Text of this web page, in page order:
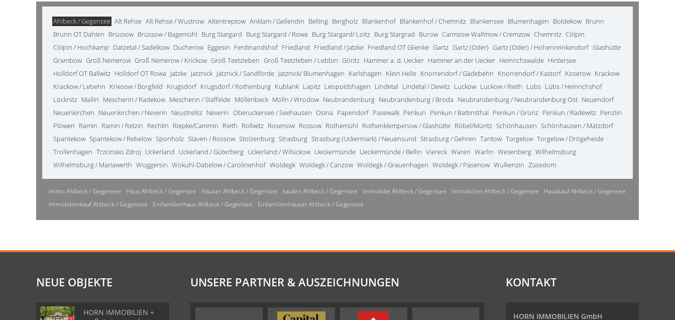
Ahlbeck / Gegensee Alt Rehse Alt Rehse / Wustrow Altentreptow Anklam / Gellendin Belling Bergholz Blankenhof Blankenhof / Chemnitz Blankensee Blumenhagen Boldekow Brunn
Brunn OT Dahlen Brüssow Brüssow / Bagemühl Burg Stargard Burg Stargard / Rowa Burg Stargard/ Loitz Burg Stargrad Burow Carmzow-Wallmow / Cremzow Chemnitz Cölpin
Cölpin / Hochkamp Datzetal / Sadelkow Ducherow Eggesin Ferdinandshof Friedland Friedland / Jatzke Friedland OT Glienke Gartz Gartz (Oder) Gartz (Oder) / Hohenreinkendorf Glashütte
Grambow Groß Nemerow Groß Nemerow / Krickow Groß Teetzleben Groß Teetzleben / Lebbin Göritz Hammer a. d. Uecker Hammer an der Uecker Heinrichswalde Hintersee
Holldorf OT Ballwitz Holldorf OT Rowa Jatzke Jatznick Jatznick / Sandförde Jatznick/ Blumenhagen Karlshagen Klein Helle Knorrendorf / Gädebehn Knorrendorf / Kastorf Koserow Krackow
Krackow / Lebehn Kriesow / Borgfeld Krugsdorf Krugsdorf / Rothenburg Kublank Lapitz Leopoldshagen Lindetal Lindetal / Dewitz Luckow Luckow / Rieth Lübs Lübs / Heinrichshof
Löcknitz Mallin Mescherin / Radekow Mescherin / Staffelde Möllenbeck Mölln / Wrodow Neubrandenburg Neubrandenburg / Broda Neubrandenburg / Neubrandenburg Ost Neuendorf
Neuenkirchen Neuenkirchen / Neverin Neustrelitz Neverin Oberuckersee / Seehausen Osina Papendorf Pasewalk Penkun Penkun / Battinsthal Penkun / Grünz Penkun / Radewitz Penzlin
Plöwen Ramin Ramin / Retzin Rechlin Riepke/Cammin Rieth Rollwitz Rosenow Rossow Rothemühl Rothenklempenow / Glashütte Röbel/Müritz Schönhausen Schönhausen / Matzdorf
Spantekow Spantekow / Rebelow Sponholz Staven / Rossow Stolzenburg Strasburg Strasburg (Uckermark) / Neuensund Strasburg / Gehren Tantow Torgelow Torgelow / Drögeheide
Trollenhagen Trzcinsko Zdroj Uckerland Uckerland / Güterberg Uckerland / Wilsickow Ueckermünde Ueckermünde / Bellin Viereck Waren Warlin Wesenberg Wilhelmsburg
Wilhelmsburg / Mariawerth Woggersin Wokuhl-Dabelow / Carolinenhof Woldegk Woldegk / Canzow Woldegk / Grauenhagen Woldegk / Pasenow Wulkenzin Züsedom
Immo Ahlbeck / Gegensee Haus Ahlbeck / Gegensee Häuser Ahlbeck / Gegensee kaufen Ahlbeck / Gegensee Immobilie Ahlbeck / Gegensee Immobilien Ahlbeck / Gegensee
Hauskauf Ahlbeck / Gegensee
Immobilienkauf Ahlbeck / Gegensee
Einfamilienhaus Ahlbeck / Gegensee Einfamilienhäuser Ahlbeck / Gegensee
NEUE OBJEKTE
HORN IMMOBILIEN +
UNSERE PARTNER & AUSZEICHNUNGEN KONTAKT
HORN IMMOBILIEN GmbH